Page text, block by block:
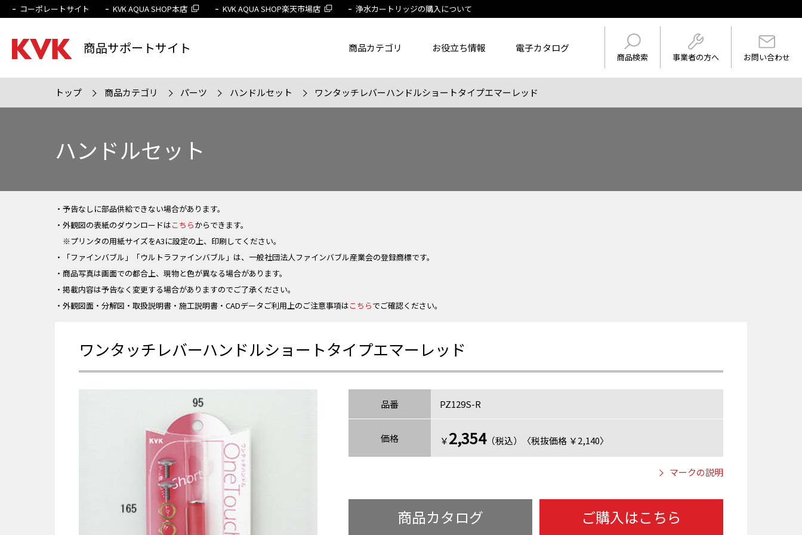
商品サポートサイト
商品検索 事業者の方へ お問い合わせ
商品カテゴリ お役立ち情報 電子カタログ
コーポレートサイト KVK AQUA SHOP本店 KVK AQUA SHOP楽天市場店 浄水カートリッジの購入について
トップ 商品カテゴリ パーツ ハンドルセット ワンタッチレバーハンドルショートタイプエマーレッド
ハンドルセット
・予告なしに部品供給できない場合があります。
・外観図の表紙のダウンロードはこちらからできます。
※プリンタの用紙サイズをA3に設定の上、印刷してください。
・「ファインバブル」「ウルトラファインバブル」は、一般社団法人ファインバブル産業会の登録商標です。
・商品写真は画面での都合上、現物と色が異なる場合があります。
・掲載内容は予告なく変更する場合がありますのでご了承ください。
・外観図面・分解図・取扱説明書・施工説明書・CADデータご利用上のご注意事項はこちらでご確認ください。
ワンタッチレバーハンドルショートタイプエマーレッド
品番 PZ129S-R
価格 ￥2,354（税込）〈税抜価格 ￥2,140〉
マークの説明
商品カタログ ご購入はこちら